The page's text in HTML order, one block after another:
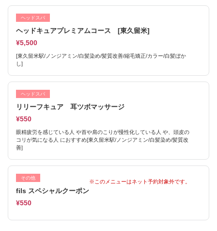
ヘッドスパ
ヘッドキュアプレミアムコース [東久留米]
¥5,500
[東久留米駅/ノンジアミン/白髪染め/髪質改善/縮毛矯正/カラー/白髪ぼか
し]
ヘッドスパ
リリーフキュア 耳ツボマッサージ
¥550
眼精疲労を感じている人 や首や肩のこりが慢性化している人 や、頭皮の
コリが気になる人 におすすめ[東久留米駅/ノンジアミン/白髪染め/髪質改
善]
その他
fils スペシャルクーポン
¥550
※このメニューはネット予約対象外です。